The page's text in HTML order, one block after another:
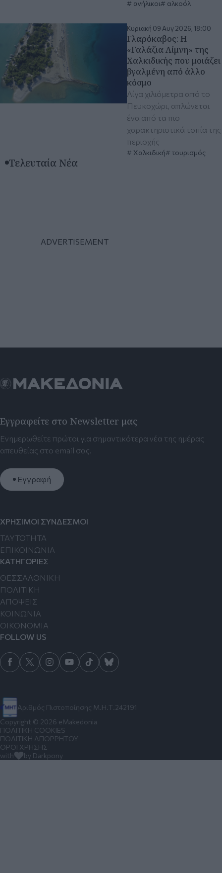
ανήλικοι
αλκοόλ
Κυριακή 09 Αυγ 2026, 18:00
Γλαρόκαβος: Η
«Γαλάζια Λίμνη» της
Χαλκιδικής που μοιάζει
βγαλμένη από άλλο
κόσμο
Λίγα χιλιόμετρα από το
Πευκοχώρι, απλώνεται
ένα από τα πιο
χαρακτηριστικά τοπία της
περιοχής
Χαλκιδική τουρισμός
Τελευταία Νέα
Εγγραφείτε στο Newsletter μας
Ενημερωθείτε πρώτοι για σημαντικότερα νέα της ημέρας
απευθείας στο email σας.
Εγγραφή
Αριθμός Πιστοποίησης Μ.Η.Τ.242191
ΧΡΗΣΙΜΟΙ ΣΥΝΔΕΣΜΟΙ
TAYTOTHTA
ΕΠΙΚΟΙΝΩΝΙΑ
ΚΑΤΗΓΟΡΙΕΣ
ΘΕΣΣΑΛΟΝΙΚΗ
ΠΟΛΙΤΙΚΗ
ΑΠΟΨΕΙΣ
ΚΟΙΝΩΝΙΑ
ΟΙΚΟΝΟΜΙΑ
FOLLOW US
Copyright © 2026 eMakedonia
ΠΟΛΙΤΙΚΗ COOKIES
ΠΟΛΙΤΙΚΗ ΑΠΟΡΡΗΤΟΥ
ΟΡΟΙ ΧΡΗΣΗΣ
with
by Darkpony